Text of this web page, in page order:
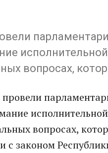
вопросах,
вопросах,
с законом